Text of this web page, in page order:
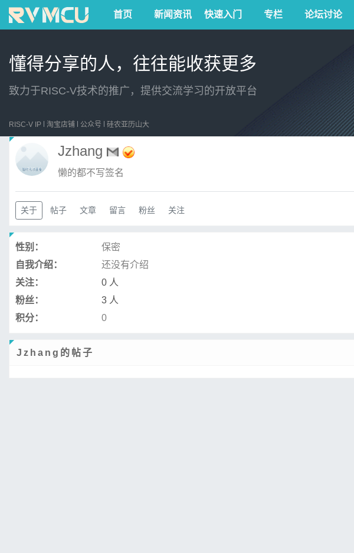
首页 新闻资讯 快速入门 专栏 论坛讨论
懂得分享的人，往往能收获更多
致力于RISC-V技术的推广，提供交流学习的开放平台
RISC-V IP 淘宝店铺 公众号 硅农亚历山大
Jzhang
懒的都不写签名
关于 帖子 文章 留言 粉丝 关注
性别：
保密
自我介绍：
还没有介绍
关注：
0 人
粉丝：
3 人
积分：
0
Jzhang的帖子